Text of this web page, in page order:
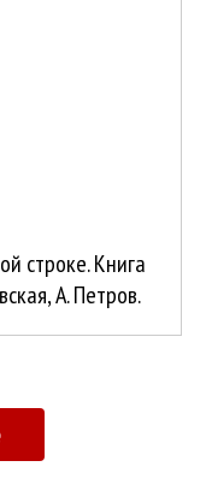
строке. Книга
А. Петров.